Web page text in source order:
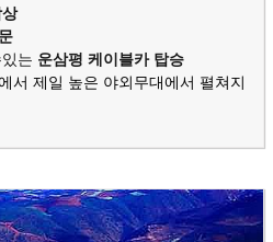
는 운삼평 케이블카 탑승
서 제일 높은 야외무대에서 펼쳐지